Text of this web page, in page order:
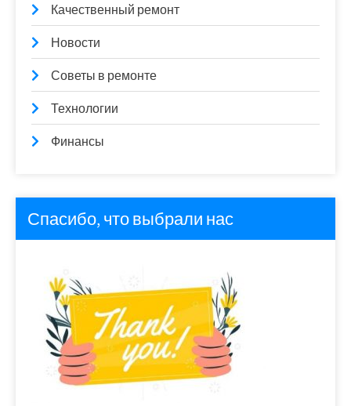
Качественный ремонт
Новости
Советы в ремонте
Технологии
Финансы
Спасибо, что выбрали нас